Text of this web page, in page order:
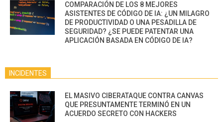
COMPARACIÓN DE LOS 8 MEJORES
ASISTENTES DE CÓDIGO DE IA: ¿UN MILAGRO
DE PRODUCTIVIDAD O UNA PESADILLA DE
SEGURIDAD? ¿SE PUEDE PATENTAR UNA
APLICACIÓN BASADA EN CÓDIGO DE IA?
INCIDENTES
EL MASIVO CIBERATAQUE CONTRA CANVAS
QUE PRESUNTAMENTE TERMINÓ EN UN
ACUERDO SECRETO CON HACKERS